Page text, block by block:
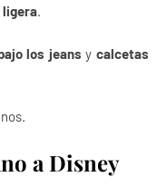
ligera.
los jeans ycalcetas
a Disney